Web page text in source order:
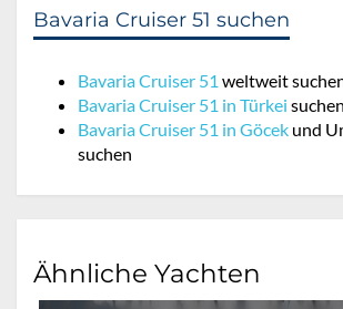
Bavaria Cruiser 51 suchen
Bavaria Cruiser 51 weltweit
Bavaria Cruiser 51 in Türkei suchen
Bavaria Cruiser 51 in Göcek und
suchen
Ähnliche Yachten